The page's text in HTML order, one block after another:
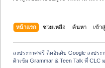
หน้าแรก ช่วยเหลือ ค้นหา เข้า
ลงประกาศฟรี ติดอันดับ Google ลงประ
ติวเข้ม Grammar & Teen Talk ที่ CLC